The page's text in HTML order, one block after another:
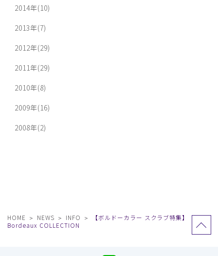
2014年(10)
2013年(7)
2012年(29)
2011年(29)
2010年(8)
2009年(16)
2008年(2)
HOME NEWS INFO
【ボルドーカラー スクラブ特集】
Bordeaux COLLECTION